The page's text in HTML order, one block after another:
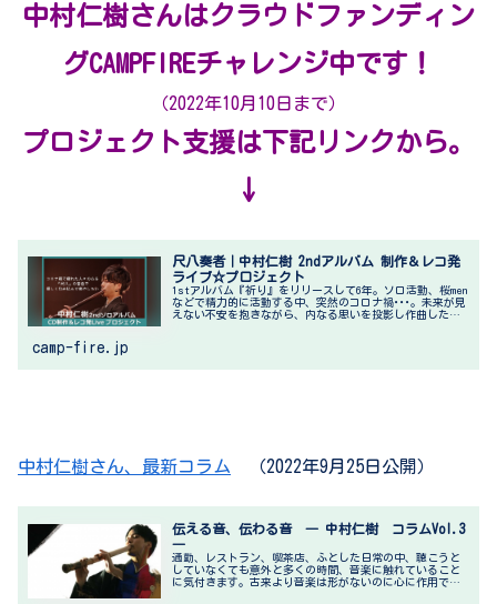
中村仁樹さんはクラウドファンディン
グCAMPFIREチャレンジ中です！
（2022年10月10日まで）
プロジェクト支援は下記リンクから。
↓
尺八奏者｜中村仁樹 2ndアルバム 制作＆レコ発
ライブ☆プロジェクト
1stアルバム『祈り』をリリースして6年。ソロ活動、桜men
などで精力的に活動する中、突然のコロナ禍･･･。未来が見
えない不安を抱きながら、内なる思いを投影し作曲した曲
camp-fire.jp
中村仁樹さん、最新コラム （2022年9月25日公開）
伝える音、伝わる音 ― 中村仁樹 コラムVol.3
―
通勤、レストラン、喫茶店、ふとした日常の中、聴こうと
していなくても意外と多くの時間、音楽に触れていること
に気付きます。古来より音楽は形がないのに心に作用でき